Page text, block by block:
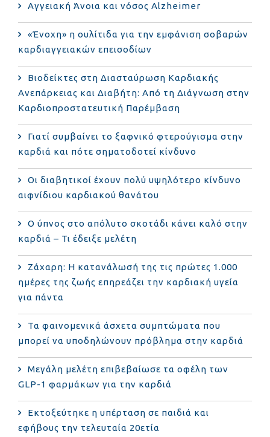
Αγγειακή Άνοια και νόσος Alzheimer
«Ένοχη» η ουλίτιδα για την εμφάνιση σοβαρών
καρδιαγγειακών επεισοδίων
Βιοδείκτες στη Διασταύρωση Καρδιακής
Ανεπάρκειας και Διαβήτη: Από τη Διάγνωση στην
Καρδιοπροστατευτική Παρέμβαση
Γιατί συμβαίνει το ξαφνικό φτερούγισμα στην
καρδιά και πότε σηματοδοτεί κίνδυνο
Οι διαβητικοί έχουν πολύ υψηλότερο κίνδυνο
αιφνίδιου καρδιακού θανάτου
Ο ύπνος στο απόλυτο σκοτάδι κάνει καλό στην
καρδιά – Τι έδειξε μελέτη
Ζάχαρη: Η κατανάλωσή της τις πρώτες 1.000
ημέρες της ζωής επηρεάζει την καρδιακή υγεία
για πάντα
Τα φαινομενικά άσχετα συμπτώματα που
μπορεί να υποδηλώνουν πρόβλημα στην καρδιά
Μεγάλη μελέτη επιβεβαίωσε τα οφέλη των
GLP-1 φαρμάκων για την καρδιά
Εκτοξεύτηκε η υπέρταση σε παιδιά και
εφήβους την τελευταία 20ετία